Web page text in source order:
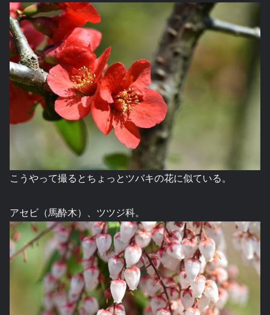
こうやって撮るとちょっとツバキの花に似ている。
アセビ（馬酔木）、ツツジ科。